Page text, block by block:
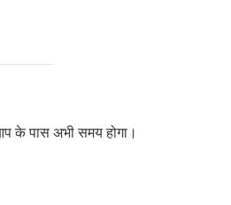
के पास अभी समय होगा।